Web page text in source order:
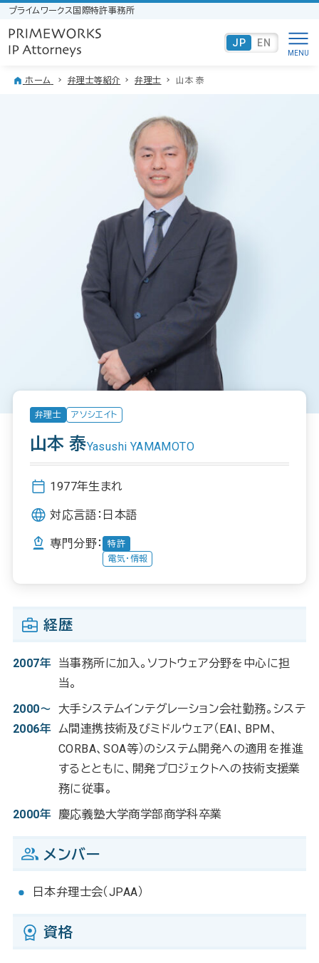
プライムワークス国際特許事務所
EN
JP
ホーム 弁理士等紹介 弁理士 山本 泰
弁理士 アソシエイト
山本 泰Yasushi YAMAMOTO
1977年生まれ
対応言語： 日本語
専門分野：
特許
電気・情報
経歴
2007年 当事務所に加入。ソフトウェア分野を中心に担
当。
2000～
2006年
大手システムインテグレーション会社勤務。システ
ム間連携技術及びミドルウェア（EAI、BPM、
CORBA、SOA等）のシステム開発への適用を推進
するとともに、開発プロジェクトへの技術支援業
務に従事。
2000年 慶応義塾大学商学部商学科卒業
メンバー
日本弁理士会（JPAA）
資格